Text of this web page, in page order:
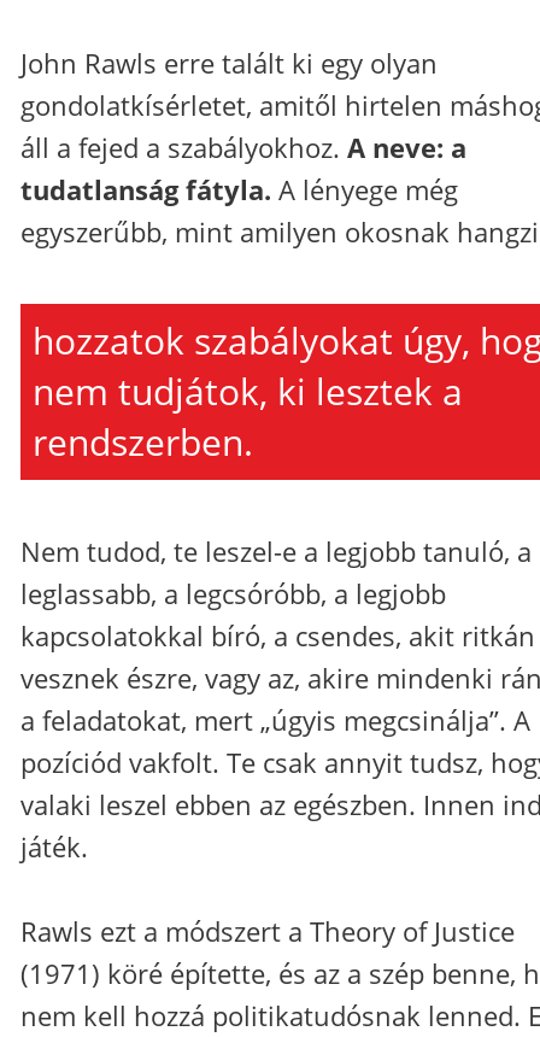
John Rawls erre talált ki egy olyan
gondolatkísérletet, amitől hirtelen
áll a fejed a szabályokhoz. A neve: a
tudatlanság fátyla. A lényege még
egyszerűbb, mint amilyen okosnak
hozzatok szabályokat úgy,
nem tudjátok, ki lesztek a
rendszerben.
Nem tudod, te leszel-e a legjobb tanuló, a
leglassabb, a legcsóróbb, a legjobb
kapcsolatokkal bíró, a csendes, akit ritkán
vesznek észre, vagy az, akire mindenki
a feladatokat, mert „úgyis megcsinálja”. A
pozíciód vakfolt. Te csak annyit tudsz,
valaki leszel ebben az egészben. Innen
játék.
Rawls ezt a módszert a Theory of Justice
(1971) köré építette, és az a szép benne,
nem kell hozzá politikatudósnak lenned.